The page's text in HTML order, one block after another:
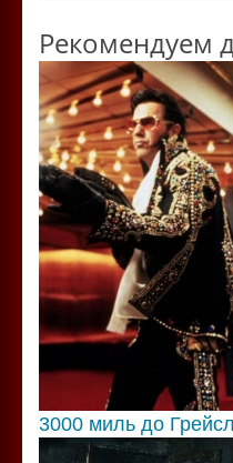
Рекомендуем
3000 миль до